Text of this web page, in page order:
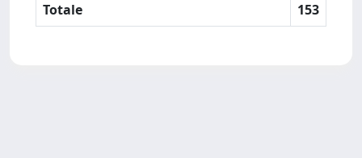
Totale 153